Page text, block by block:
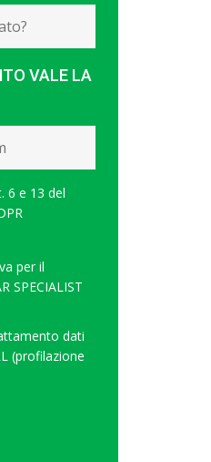
VALE LA
6 e 13 del
per il
SPECIALIST
dati
(profilazione